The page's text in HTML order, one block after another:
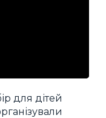
для дітей